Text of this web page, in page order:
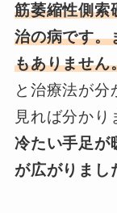
筋萎縮性側索
治の病です。
もありません
と治療法が分
見れば分かり
冷たい手足が
が広がりまし